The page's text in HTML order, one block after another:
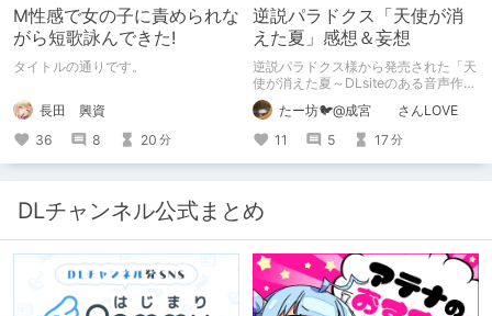
M性感で女の子に責められな
がら短歌詠んできた!
タイトルの通りです。
長田 興資
36
8 20 分
逆説パラドクス「天使が消
えた夏」感想＆妄想
逆説パラドクス様から発売された「天
使が消えた夏～DLsiteのある音声作品
について～」の感想です。 妄想も多
いです。たー坊🐦@成宮 さんLOVE
11
5 17分
DLチャンネル公式まとめ